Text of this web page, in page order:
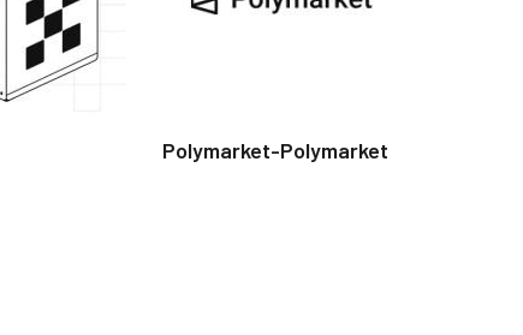
Polymarket-Polymarket